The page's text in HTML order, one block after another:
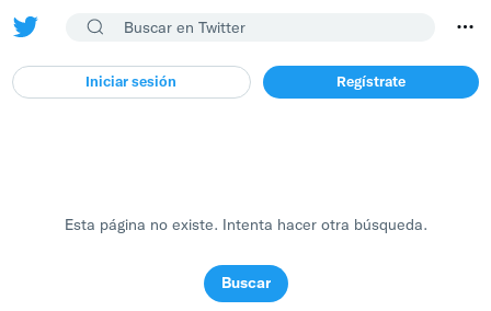
Iniciar sesión Regístrate
Esta página no existe. Intenta hacer otra búsqueda.
Buscar